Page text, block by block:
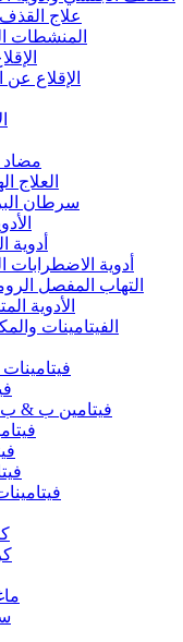
علاج القذف
المنشطات
الإقلاع عن
مضاد
العلاج
سرطان
أدوية
أدوية الاضطرابات
التهاب المفصل
الأدوية
الفيتامينات
فيتامين ب &